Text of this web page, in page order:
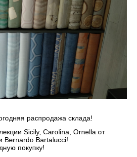
распродажа склада!
Sicily, Carolina, Ornella от
Bernardo Bartalucci!
покупку!